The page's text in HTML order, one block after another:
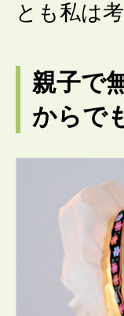
とも私は
親子で
からで